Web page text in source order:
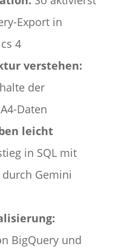
Export in
4
verstehen:
der
Daten
leicht
in SQL mit
Gemini
BigQuery und